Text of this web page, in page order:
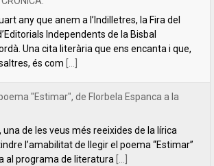
any que anem a l’Indilletres, la Fira del
Independents de la Bisbal
Una cita literària que ens encanta i que,
és com [...]
"Estimar", de Florbela Espanca a la
una de les veus més reeixides de la lírica
l’amabilitat de llegir el poema “Estimar”
al programa de literatura [...]